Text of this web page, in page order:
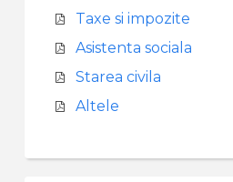
Taxe si impozite
Asistenta sociala
Starea civila
Altele